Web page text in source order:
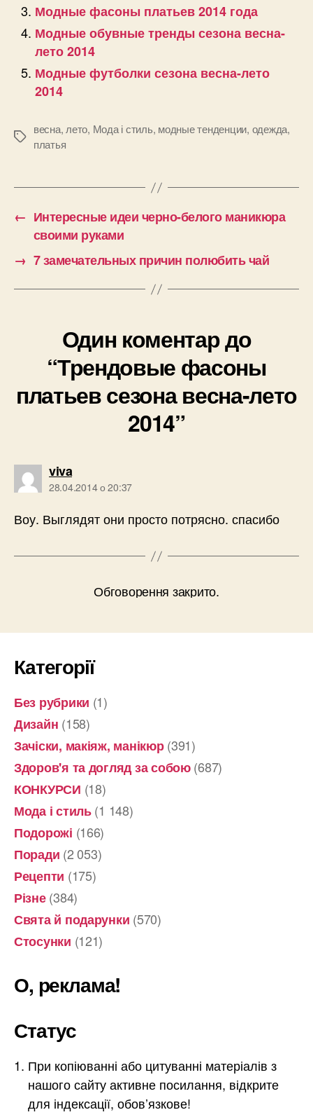
Модные фасоны платьев 2014 года
Модные обувные тренды сезона весна-
лето 2014
Модные футболки сезона весна-лето
2014
Позначки
весна, лето, Мода і стиль, модные тенденции, одежда,
платья
← Интересные идеи черно-белого маникюра
своими руками
→ 7 замечательных причин полюбить чай
Один коментар до
“Трендовые фасоны
платьев сезона весна-лето
2014”
vivaговорить:
28.04.2014 о 20:37
Воу. Выглядят они просто потрясно. спасибо
Обговорення закрито.
Категорії
Без рубрики (1)
Дизайн (158)
Зачіски, макіяж, манікюр(391)
Здоров'я та догляд за собою(687)
КОНКУРСИ (18)
Мода і стиль(1 148)
Подорожі (166)
Поради (2 053)
Рецепти (175)
Різне(384)
Свята й подарунки (570)
Стосунки (121)
О, реклама!
Статус
При копіюванні або цитуванні матеріалів з
нашого сайту активне посилання, відкрите
для індексації, обов’язкове!